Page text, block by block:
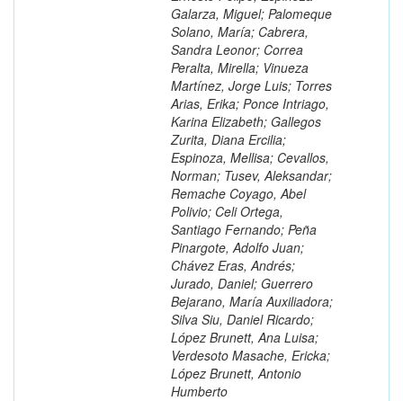
Galarza, Miguel; Palomeque
Solano, María; Cabrera,
Sandra Leonor; Correa
Peralta, Mirella; Vinueza
Martínez, Jorge Luis; Torres
Arias, Erika; Ponce Intriago,
Karina Elizabeth; Gallegos
Zurita, Diana Ercilia;
Espinoza, Mellisa; Cevallos,
Norman; Tusev, Aleksandar;
Remache Coyago, Abel
Polivio; Celi Ortega,
Santiago Fernando; Peña
Pinargote, Adolfo Juan;
Chávez Eras, Andrés;
Jurado, Daniel; Guerrero
Bejarano, María Auxiliadora;
Silva Siu, Daniel Ricardo;
López Brunett, Ana Luisa;
Verdesoto Masache, Ericka;
López Brunett, Antonio
Humberto